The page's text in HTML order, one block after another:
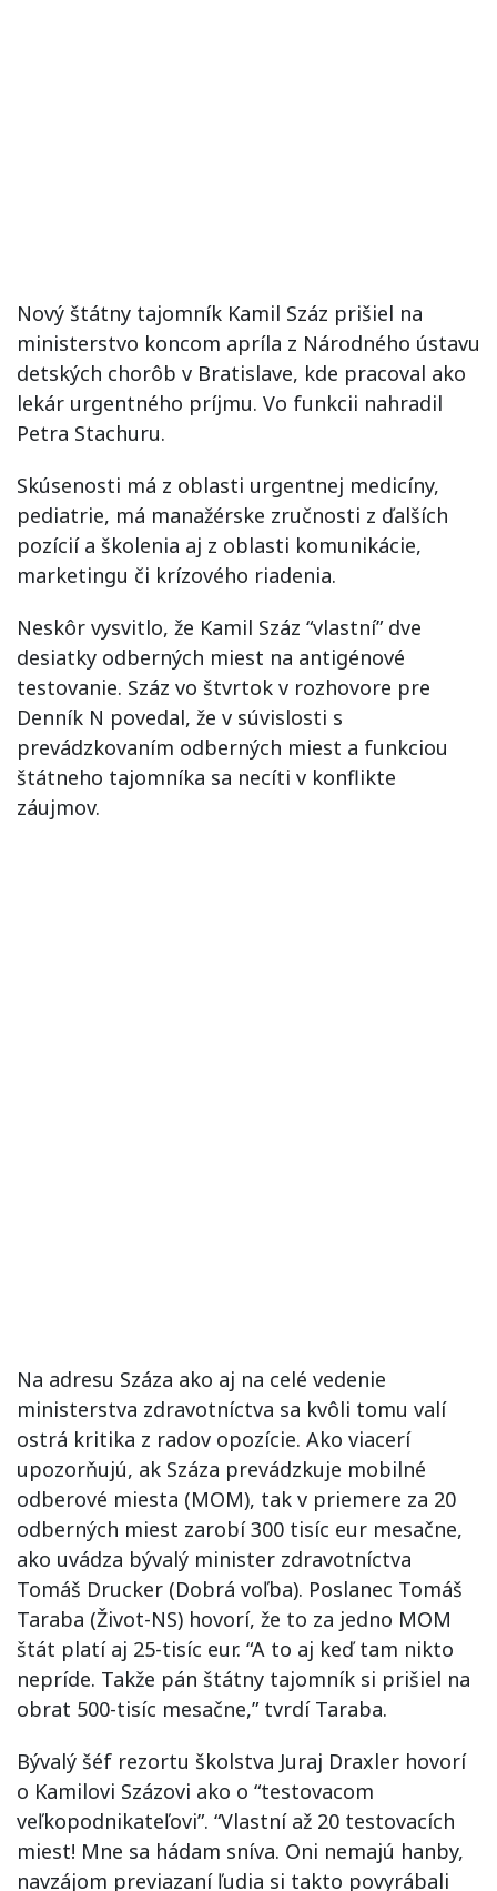
Nový štátny tajomník Kamil Száz prišiel na
ministerstvo koncom apríla z Národného ústavu
detských chorôb v Bratislave, kde pracoval ako
lekár urgentného príjmu. Vo funkcii nahradil
Petra Stachuru.
Skúsenosti má z oblasti urgentnej medicíny,
pediatrie, má manažérske zručnosti z ďalších
pozícií a školenia aj z oblasti komunikácie,
marketingu či krízového riadenia.
Neskôr vysvitlo, že Kamil Száz “vlastní” dve
desiatky odberných miest na antigénové
testovanie. Száz vo štvrtok v rozhovore pre
Denník N povedal, že v súvislosti s
prevádzkovaním odberných miest a funkciou
štátneho tajomníka sa necíti v konflikte
záujmov.
Na adresu Száza ako aj na celé vedenie
ministerstva zdravotníctva sa kvôli tomu valí
ostrá kritika z radov opozície. Ako viacerí
upozorňujú, ak Száza prevádzkuje mobilné
odberové miesta (MOM), tak v priemere za 20
odberných miest zarobí 300 tisíc eur mesačne,
ako uvádza bývalý minister zdravotníctva
Tomáš Drucker (Dobrá voľba). Poslanec Tomáš
Taraba (Život-NS) hovorí, že to za jedno MOM
štát platí aj 25-tisíc eur. “A to aj keď tam nikto
nepríde. Takže pán štátny tajomník si prišiel na
obrat 500-tisíc mesačne,” tvrdí Taraba.
Bývalý šéf rezortu školstva Juraj Draxler hovorí
o Kamilovi Százovi ako o “testovacom
veľkopodnikateľovi”. “Vlastní až 20 testovacích
miest! Mne sa hádam sníva. Oni nemajú hanby,
navzájom previazaní ľudia si takto povyrábali